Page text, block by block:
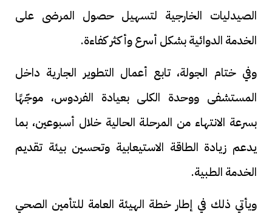
الصيدليات الخارجية لتسهيل حصول المرضى على
الخدمة الدوائية بشكل أسرع وأكثر كفاءة.
وفي ختام الجولة، تابع أعمال التطوير الجارية داخل
المستشفى ووحدة الكلى بعيادة الفردوس، موجّهًا
بسرعة الانتهاء من المرحلة الحالية خلال أسبوعين، بما
يدعم زيادة الطاقة الاستيعابية وتحسين بيئة تقديم
الخدمة الطبية.
ويأتي ذلك في إطار خطة الهيئة العامة للتأمين الصحي